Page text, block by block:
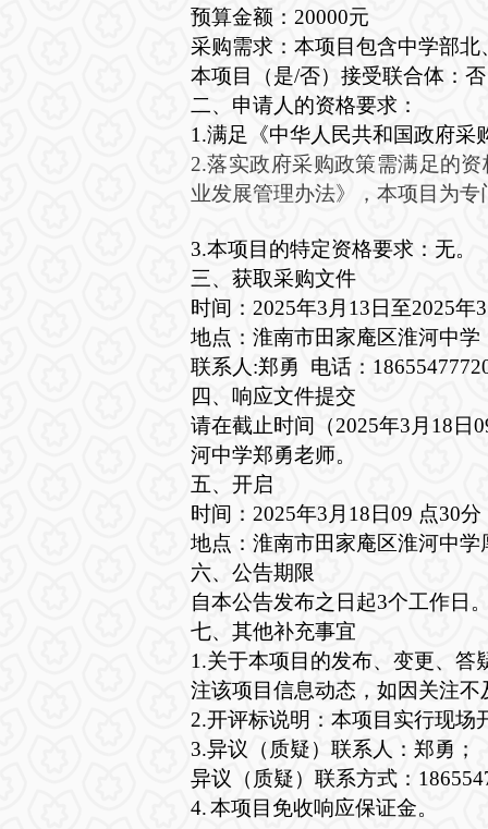
预算金额： 20000元
采购需求：本项目包含中学部
本项目（是/否）接受联合体：否
二、申请人的资格要求：
1.满足《中华人民共和国政府采
2.落实政府采购政策需满足的
业发展管理办法》，本项目为
3.本项目的特定资格要求：无。
三、获取采购文件
时间： 2025年3月13日至2025年
地点：淮南市田家庵区淮河中学
联系人 :郑勇 电话：
四、响应文件提交
请在截止时间（2025年3月18日
河中学郑勇老师。
五、开启
时间： 2025年3月18日09 点30
地点：淮南市田家庵区淮河中学
六、公告期限
自本公告发布之日起3个工作日
七、其他补充事宜
1.关于本项目的发布、变更、
注该项目信息动态，如因关注
2.开评标说明：本项目实行现场
3.异议（质疑）联系人：郑勇；
异议（质疑）联系方式：
4.本项目免收响应保证金。